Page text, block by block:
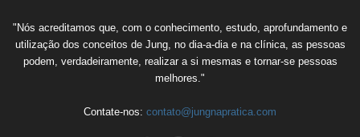
"Nós acreditamos que, com o conhecimento, estudo, aprofundamento e
utilização dos conceitos de Jung, no dia-a-dia e na clínica, as pessoas
podem, verdadeiramente, realizar a si mesmas e tornar-se pessoas
melhores."
Contate-nos: contato@jungnapratica.com